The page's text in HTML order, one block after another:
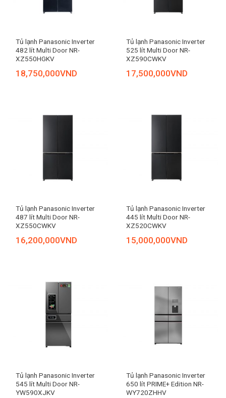
Tủ lạnh Panasonic Inverter
482 lít Multi Door NR-
XZ550HGKV
18,750,000VND
Tủ lạnh Panasonic Inverter
525 lít Multi Door NR-
XZ590CWKV
17,500,000VND
Tủ lạnh Panasonic Inverter
487 lít Multi Door NR-
XZ550CWKV
16,200,000VND
Tủ lạnh Panasonic Inverter
445 lít Multi Door NR-
XZ520CWKV
15,000,000VND
Tủ lạnh Panasonic Inverter
545 lít Multi Door NR-
YW590XJKV
Tủ lạnh Panasonic Inverter
650 lít PRIME+ Edition NR-
WY720ZHHV